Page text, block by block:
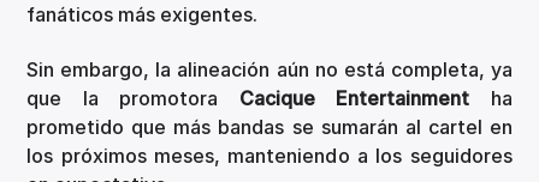
fanáticos más exigentes.
Sin embargo, la alineación aún no está completa, ya
que la promotora Cacique Entertainment ha
prometido que más bandas se sumarán al cartel en
los próximos meses, manteniendo a los seguidores